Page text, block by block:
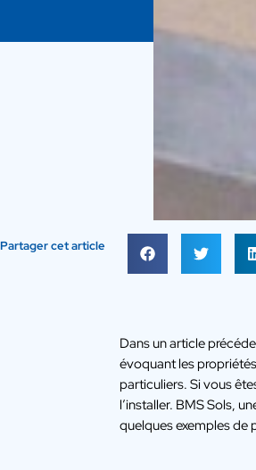
Partager cet article
Dans un article
évoquant les
particuliers. Si vous
l’installer. BMS Sols,
quelques exemples de